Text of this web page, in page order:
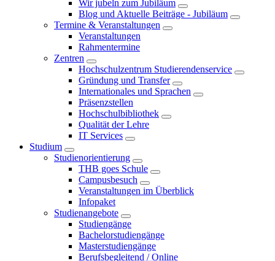
Wir jubeln zum Jubiläum
Blog und Aktuelle Beiträge - Jubiläum
Termine & Veranstaltungen
Veranstaltungen
Rahmentermine
Zentren
Hochschulzentrum Studierendenservice
Gründung und Transfer
Internationales und Sprachen
Präsenzstellen
Hochschulbibliothek
Qualität der Lehre
IT Services
Studium
Studienorientierung
THB goes Schule
Campusbesuch
Veranstaltungen im Überblick
Infopaket
Studienangebote
Studiengänge
Bachelorstudiengänge
Masterstudiengänge
Berufsbegleitend / Online